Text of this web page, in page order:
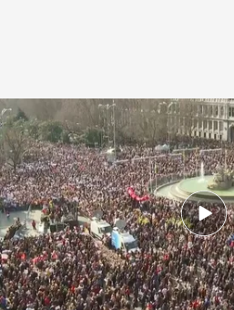
Imagen de una abarrotada Plaza de
manifestación
Cuatro al día
12 FEB 2023 - 14:49h.
Miles de personas toman
en defensa de la sanidad
protestar contra la